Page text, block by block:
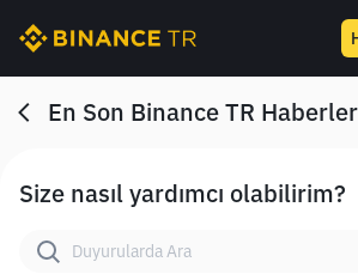
En Son Binance TR
Size nasıl yardımcı olabilirim?